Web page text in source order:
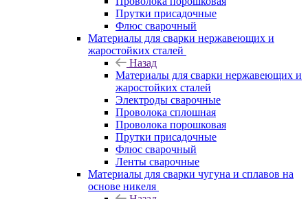
Прутки присадочные
Флюс сварочный
Материалы для сварки нержавеющих и
жаростойких сталей
Назад
Материалы для сварки нержавеющих и
жаростойких сталей
Электроды сварочные
Проволока сплошная
Проволока порошковая
Прутки присадочные
Флюс сварочный
Ленты сварочные
Материалы для сварки чугуна и сплавов на
основе никеля